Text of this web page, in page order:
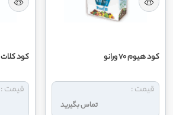
کود هیوم 70 ورانو
تماس بگیرید
قیمت :
کود کلات
قیمت :